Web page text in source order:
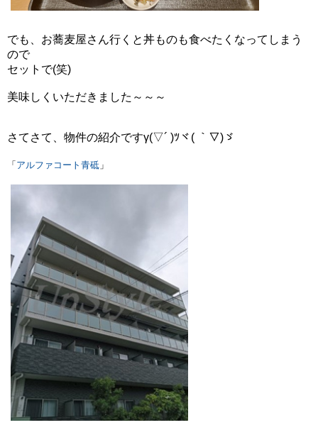
でも、お蕎麦屋さん行くと丼ものも食べたくなってしまう
ので
セットで(笑)
美味しくいただきました～～～
さてさて、物件の紹介ですγ(▽´ )ﾂヾ( ｀▽)ゞ
「 アルファコート青砥 」